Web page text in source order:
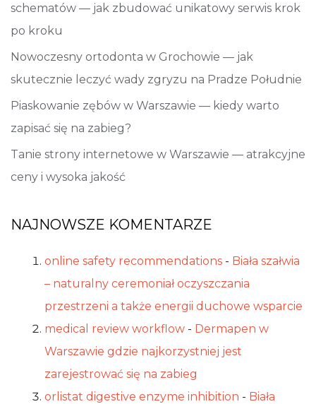
schematów — jak zbudować unikatowy serwis krok
po kroku
Nowoczesny ortodonta w Grochowie — jak
skutecznie leczyć wady zgryzu na Pradze Południe
Piaskowanie zębów w Warszawie — kiedy warto
zapisać się na zabieg?
Tanie strony internetowe w Warszawie — atrakcyjne
ceny i wysoka jakość
NAJNOWSZE KOMENTARZE
online safety recommendations - Biała szałwia
– naturalny ceremoniał oczyszczania
przestrzeni a także energii duchowe wsparcie
medical review workflow - Dermapen w
Warszawie gdzie najkorzystniej jest
zarejestrować się na zabieg
orlistat digestive enzyme inhibition - Biała